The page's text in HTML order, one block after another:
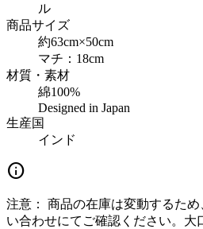
ル
商品サイズ
約63cm×50cm
マチ：18cm
材質・素材
綿100%
Designed in Japan
生産国
インド
info
注意：
商品の在庫は変動するた
い合わせにてご確認ください。大